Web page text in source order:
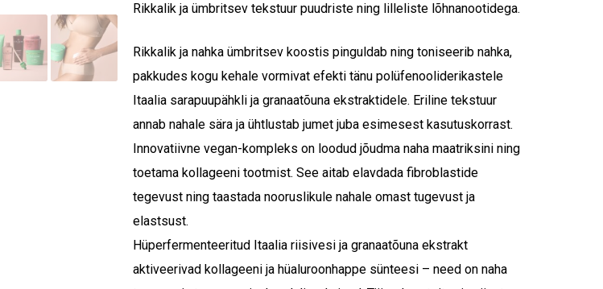
Rikkalik ja ümbritsev tekstuur puudriste ning lilleliste lõhnanootidega.
Rikkalik ja nahka ümbritsev koostis pinguldab ning toniseerib nahka,
pakkudes kogu kehale vormivat efekti tänu polüfenooliderikastele
Itaalia sarapuupähkli ja granaatõuna ekstraktidele. Eriline tekstuur
annab nahale sära ja ühtlustab jumet juba esimesest kasutuskorrast.
Innovatiivne vegan-kompleks on loodud jõudma naha maatriksini ning
toetama kollageeni tootmist. See aitab elavdada fibroblastide
tegevust ning taastada nooruslikule nahale omast tugevust ja
elastsust.
Hüperfermenteeritud Itaalia riisivesi ja granaatõuna ekstrakt
aktiveerivad kollageeni ja hüaluroonhappe sünteesi – need on naha